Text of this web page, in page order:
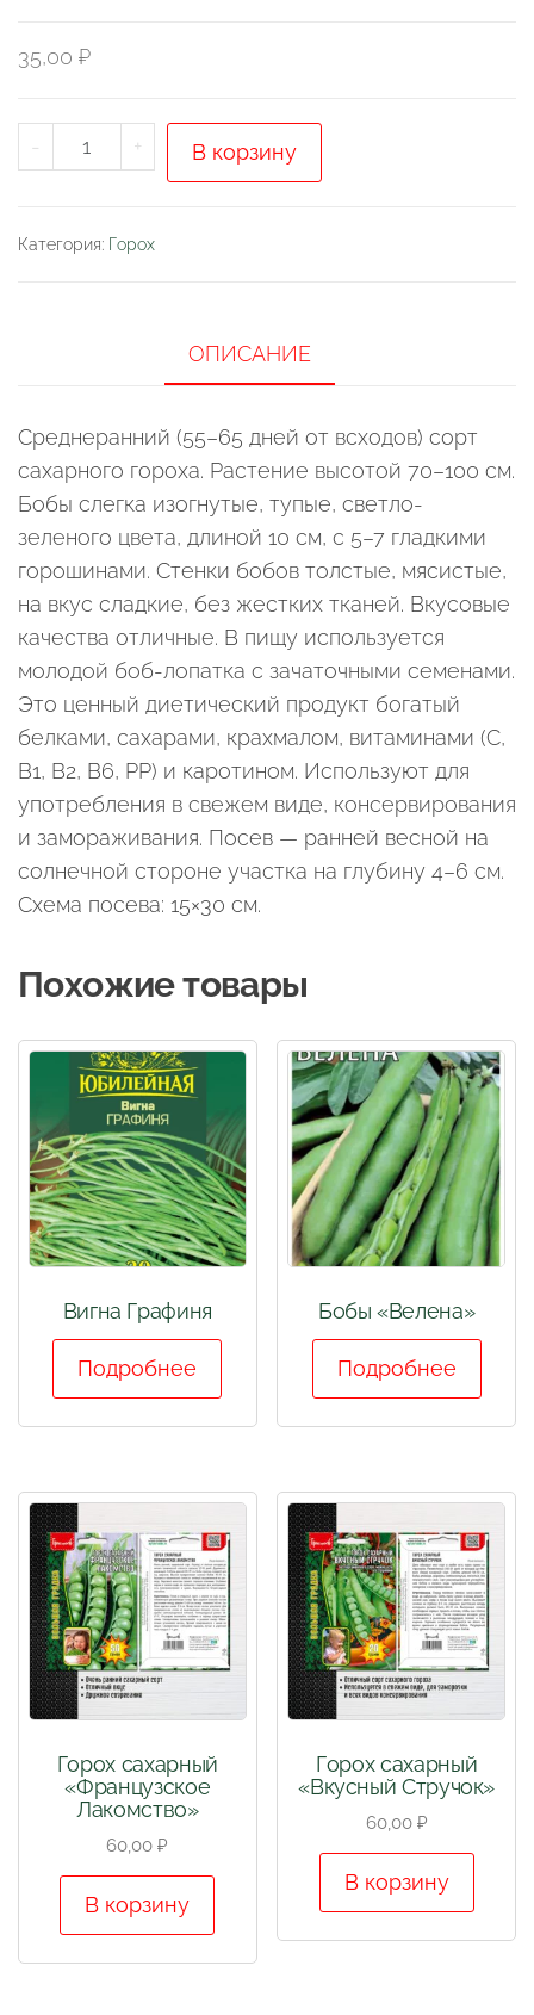
35,00 ₽
-
Количество
товара
сахарный
+ В корзину
Категория: Горох
ОПИСАНИЕ
Среднеранний (55–65 дней от всходов) сорт
сахарного гороха. Растение высотой 70–100 см.
Бобы слегка изогнутые, тупые, светло-
зеленого цвета, длиной 10 см, с 5–7 гладкими
горошинами. Стенки бобов толстые, мясистые,
на вкус сладкие, без жестких тканей. Вкусовые
качества отличные. В пищу используется
молодой боб-лопатка с зачаточными семенами.
Это ценный диетический продукт богатый
белками, сахарами, крахмалом, витаминами (С,
В1, В2, В6, РР) и каротином. Используют для
употребления в свежем виде, консервирования
и замораживания. Посев — ранней весной на
солнечной стороне участка на глубину 4–6 см.
Схема посева: 15×30 см.
Похожие товары
Вигна Графиня
Подробнее
Бобы «Велена»
Подробнее
Горох сахарный
«Французское
Лакомство»
60,00₽
В корзину
Горох сахарный
«Вкусный Стручок»
60,00 ₽
В корзину